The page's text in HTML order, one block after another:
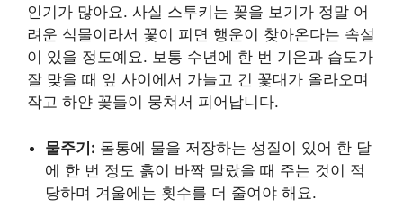
인기가 많아요. 사실 스투키는 꽃을 보기가 정말 어
려운 식물이라서 꽃이 피면 행운이 찾아온다는 속설
이 있을 정도예요. 보통 수년에 한 번 기온과 습도가
잘 맞을 때 잎 사이에서 가늘고 긴 꽃대가 올라오며
작고 하얀 꽃들이 뭉쳐서 피어납니다.
물주기: 몸통에 물을 저장하는 성질이 있어 한 달
에 한 번 정도 흙이 바짝 말랐을 때 주는 것이 적
당하며 겨울에는 횟수를 더 줄여야 해요.